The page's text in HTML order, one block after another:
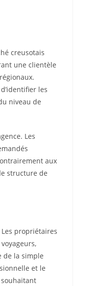
creusotais
une clientèle
les
niveau de
Les
aux
structure de
propriétaires
de la simple
et le